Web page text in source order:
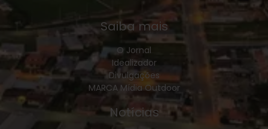
Saiba mais
O Jornal
Idealizador
Divulgações
MARCA Mídia Outdoor
Notícias